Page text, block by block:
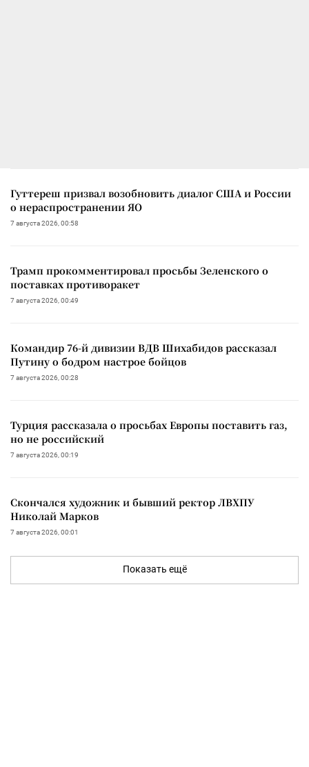
Гуттереш призвал возобновить диалог США и России
о нераспространении ЯО
7 августа 2026, 00:58
Трамп прокомментировал просьбы Зеленского о
поставках противоракет
7 августа 2026, 00:49
Командир 76-й дивизии ВДВ Шихабидов рассказал
Путину о бодром настрое бойцов
7 августа 2026, 00:28
Турция рассказала о просьбах Европы поставить газ,
но не российский
7 августа 2026, 00:19
Скончался художник и бывший ректор ЛВХПУ
Николай Марков
7 августа 2026, 00:01
Показать ещё